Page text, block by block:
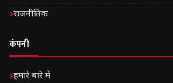
राजनीतिक
कंपनी
हमारे बारे में